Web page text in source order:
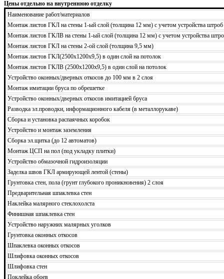
Цены отдельно на внутреннюю отделку
Наименование работ/материалов
Монтаж листов ГКЛ на стены 1-ый слой (толщина 12 мм) с учетом устройства штроб
Монтаж листов ГКЛВ на стены 1-ый слой (толщина 12 мм) с учетом устройства
Монтаж листов ГКЛ на стены 2-ой слой (толщина 9,5 мм)
Монтаж листов ГКЛ(2500х1200х9,5) в один слой на потолок
Монтаж листов ГКЛВ (2500х1200х9,5) в один слой на потолок
Устройство оконных/дверных откосов до 100 мм в 2 слоя
Монтаж имитации бруса по обрешетке
Устройство оконных/дверных откосов имитацией бруса
Разводка эл.проводки, информационного кабеля (в металлорукаве)
Сборка и установка распаячных коробок
Устройство и монтаж заземления
Сборка эл.щитка (до 12 автоматов)
Монтаж ЦСП на пол (под укладку плитки)
Устройство обмазочной гидроизоляции
Заделка швов ГКЛ армирующей лентой (стены)
Грунтовка стен, пола (грунт глубокого проникновения) 2 слоя
Предварительная шпаклевка стен
Наклейка малярного стеклохолста
Финишная шпаклевка стен
Устройство наружних малярных уголков
Грунтовка оконных откосов
Шпаклевка оконных откосов
Шлифовка оконных откосов
Шлифовка стен
Поклейка обоев